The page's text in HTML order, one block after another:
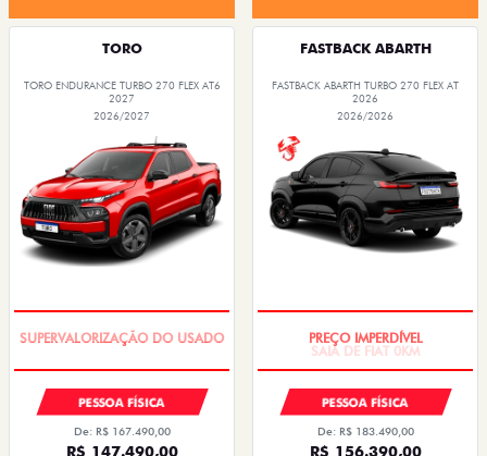
TORO
TORO ENDURANCE TURBO 270 FLEX AT6
2027
2026/2027
PESSOA FÍSICA
De: R$ 167.490,00
R$ 147.490,00
FASTBACK ABARTH
FASTBACK ABARTH TURBO 270 FLEX AT
2026
2026/2026
PESSOA FÍSICA
De: R$ 183.490,00
R$ 156.390,00